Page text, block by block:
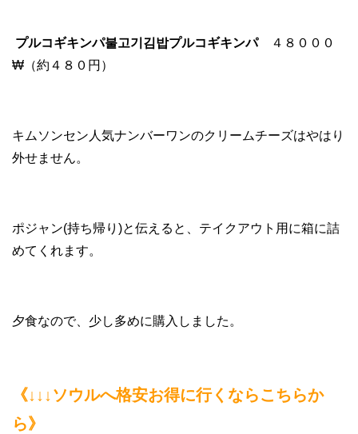
プルコギキンパ불고기김밥プルコギキンパ４８０００
₩（約４８０円）
キムソンセン人気ナンバーワンのクリームチーズはやはり
外せません。
ポジャン(持ち帰り)と伝えると、テイクアウト用に箱に詰
めてくれます。
夕食なので、少し多めに購入しました。
《↓↓↓ソウルへ格安お得に行くならこちらか
ら》